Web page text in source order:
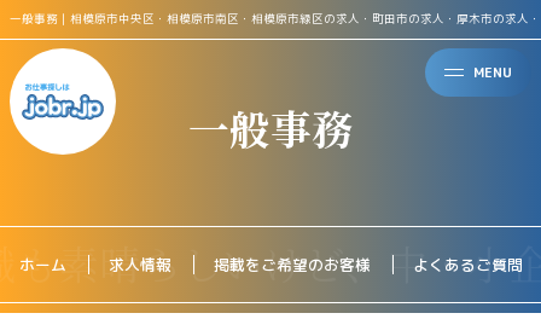
MENU
一般事務｜相模原市中央区・相模原市南区・相模原市緑区の求人・町田市の求人・厚木市の求人
一般事務
ホーム 求人情報 掲載をご希望のお客様 よくあるご質問